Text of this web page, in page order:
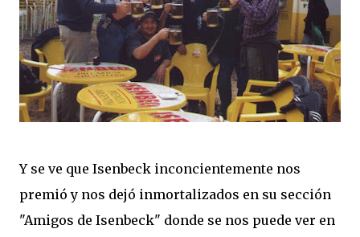
Y se ve que Isenbeck inconcientemente nos
premió y nos dejó inmortalizados en su sección
"Amigos de Isenbeck" donde se nos puede ver en